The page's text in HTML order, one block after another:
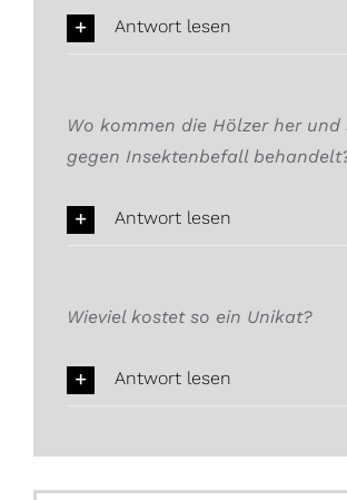
Antwort lesen
Wo kommen die Hölzer her und
gegen Insektenbefall
Antwort lesen
Wieviel kostet so ein Unikat?
Antwort lesen